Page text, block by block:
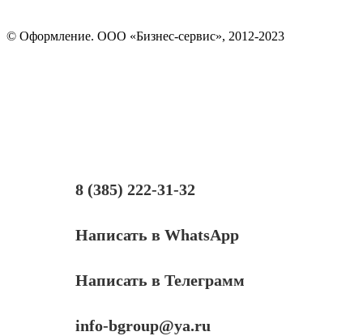
Вконтакте
открывается
WhatsApp
открывается
Telegram
открывается
© Оформление. ООО «Бизнес-сервис», 2012-2023
8 (385) 222-31-32
Написать в WhatsApp
Написать в Телеграмм
info-bgroup@ya.ru